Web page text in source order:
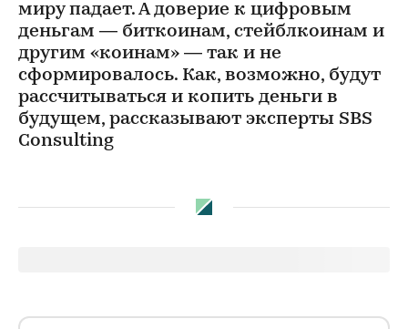
миру падает. А доверие к цифровым
деньгам — биткоинам, стейблкоинам и
другим «коинам» — так и не
сформировалось. Как, возможно, будут
рассчитываться и копить деньги в
будущем, рассказывают эксперты SBS
Consulting